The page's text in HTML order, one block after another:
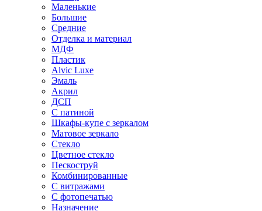
Маленькие
Большие
Средние
Отделка и материал
МДФ
Пластик
Alvic Luxe
Эмаль
Акрил
ДСП
С патиной
Шкафы-купе с зеркалом
Матовое зеркало
Стекло
Цветное стекло
Пескоструй
Комбинированные
С витражами
С фотопечатью
Назначение